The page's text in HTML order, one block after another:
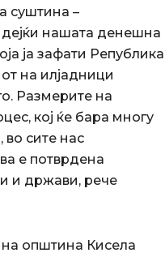
суштина –
нашата денешна
ја зафати Република
на илјадници
Размерите на
кој ќе бара многу
во сите нас
е потврдена
и држави, рече
општина Кисела